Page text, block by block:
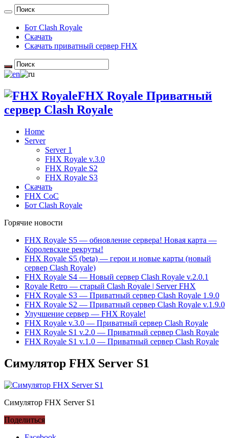
Бот Clash Royale
Скачать
Скачать приватный сервер FHX
FHX Royale Приватный
сервер Clash Royale
Home
Server
Server 1
FHX Royale v.3.0
FHX Royale S2
FHX Royale S3
Скачать
FHX CoC
Бот Clash Royale
Горячие новости
FHX Royale S5 — обновление сервера! Новая карта —
Королевские рекруты!
FHX Royale S5 (beta) — герои и новые карты (новый
сервер Clash Royale)
FHX Royale S4 — Новый сервер Clash Royale v.2.0.1
Royale Retro — старый Clash Royale | Server FHX
FHX Royale S3 — Приватный сервер Clash Royale 1.9.0
FHX Royale S2 — Приватный сервер Clash Royale v.1.9.0
Улучшение сервер — FHX Royale!
FHX Royale v.3.0 — Приватный сервер Clash Royale
FHX Royale S1 v.2.0 — Приватный сервер Clash Royale
FHX Royale S1 v.1.0 — Приватный сервер Clash Royale
Симулятор FHX Server S1
Симулятор FHX Server S1
Поделиться